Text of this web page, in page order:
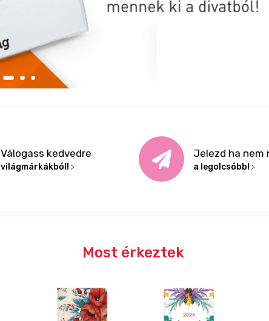
Válogass kedvedre
világmárkákból!
Jelezd ha nem
a legolcsóbb!
Most érkeztek